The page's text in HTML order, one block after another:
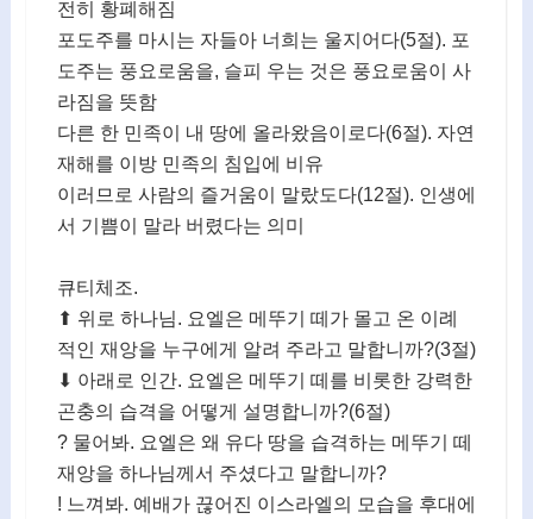
전히 황폐해짐
포도주를 마시는 자들아 너희는 울지어다(5절). 포
도주는 풍요로움을, 슬피 우는 것은 풍요로움이 사
라짐을 뜻함
다른 한 민족이 내 땅에 올라왔음이로다(6절). 자연
재해를 이방 민족의 침입에 비유
이러므로 사람의 즐거움이 말랐도다(12절). 인생에
서 기쁨이 말라 버렸다는 의미
큐티체조.
⬆ 위로 하나님. 요엘은 메뚜기 떼가 몰고 온 이례
적인 재앙을 누구에게 알려 주라고 말합니까?(3절)
⬇ 아래로 인간. 요엘은 메뚜기 떼를 비롯한 강력한
곤충의 습격을 어떻게 설명합니까?(6절)
? 물어봐. 요엘은 왜 유다 땅을 습격하는 메뚜기 떼
재앙을 하나님께서 주셨다고 말합니까?
! 느껴봐. 예배가 끊어진 이스라엘의 모습을 후대에